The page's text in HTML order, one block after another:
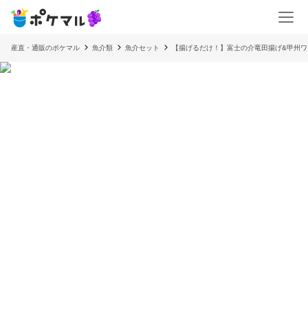
産直・通販のポケマル 魚介類 魚介セット 【揚げるだけ！】富士の介竜田揚げ&甲州